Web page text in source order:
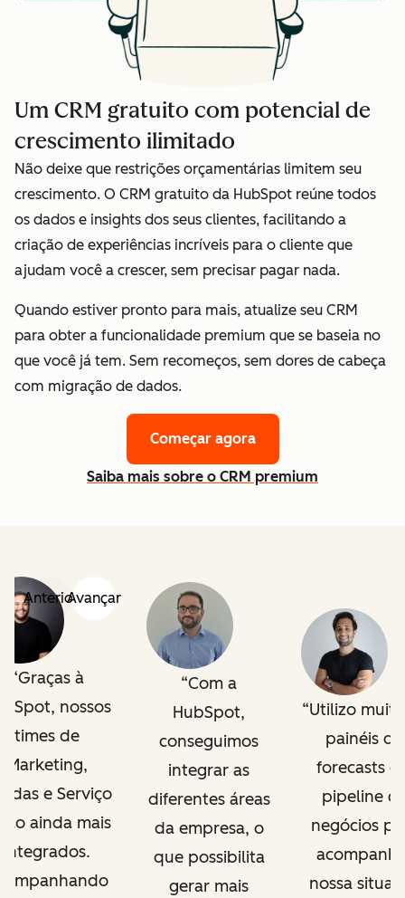
Um CRM gratuito com potencial de
crescimento ilimitado
Não deixe que restrições orçamentárias limitem seu
crescimento. O CRM gratuito da HubSpot reúne todos
os dados e insights dos seus clientes, facilitando a
criação de experiências incríveis para o cliente que
ajudam você a crescer, sem precisar pagar nada.
Quando estiver pronto para mais, atualize seu CRM
para obter a funcionalidade premium que se baseia no
que você já tem. Sem recomeços, sem dores de cabeça
com migração de dados.
Começar agora
Saiba mais sobre o CRM premium
AnteriorAvançar
Graças à
nossos
times de
Marketing,
e Serviço
ainda mais
integrados.
Com a
HubSpot,
conseguimos
integrar as
diferentes áreas
da empresa, o
que possibilita
gerar mais
Utilizo
painéis de
forecasts e
pipeline
negócios
nossa